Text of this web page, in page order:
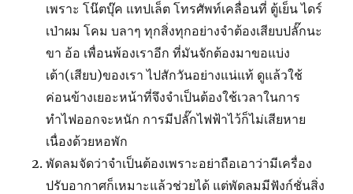
เพราะ โน๊ตบุ๊ค แทปเล็ต โทรศัพท์เคลื่อนที่ ตู้เย็น ไดร์
เป่าผม โคม บลาๆ ทุกสิ่งทุกอย่างจำต้องเสียบปลั๊กนะ
ขา อ้อ เพื่อนพ้องเราอีก ที่มันจักต้องมาขอแบ่ง
เต้า(เสียบ)ของเรา ไปสักวันอย่างแน่แท้ ดูแล้วใช้
ค่อนข้างเยอะหน้าที่จึงจำเป็นต้องใช้เวลาในการ
ทำไฟออกจะหนัก การมีปลั๊กไฟฟ้าไว้ก็ไม่เสียหาย
เนื่องด้วยหอพัก
พัดลมจัดว่าจำเป็นต้องเพราะอย่าถือเอาว่ามีเครื่อง
ปรับอากาศก็เหมาะแล้วช่วยได้ แต่พัดลมมีฟังก์ชั่นสิ่ง